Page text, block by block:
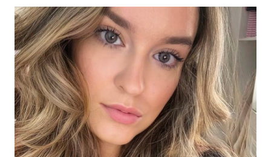
WAAR
JE
NIET
ZONDER